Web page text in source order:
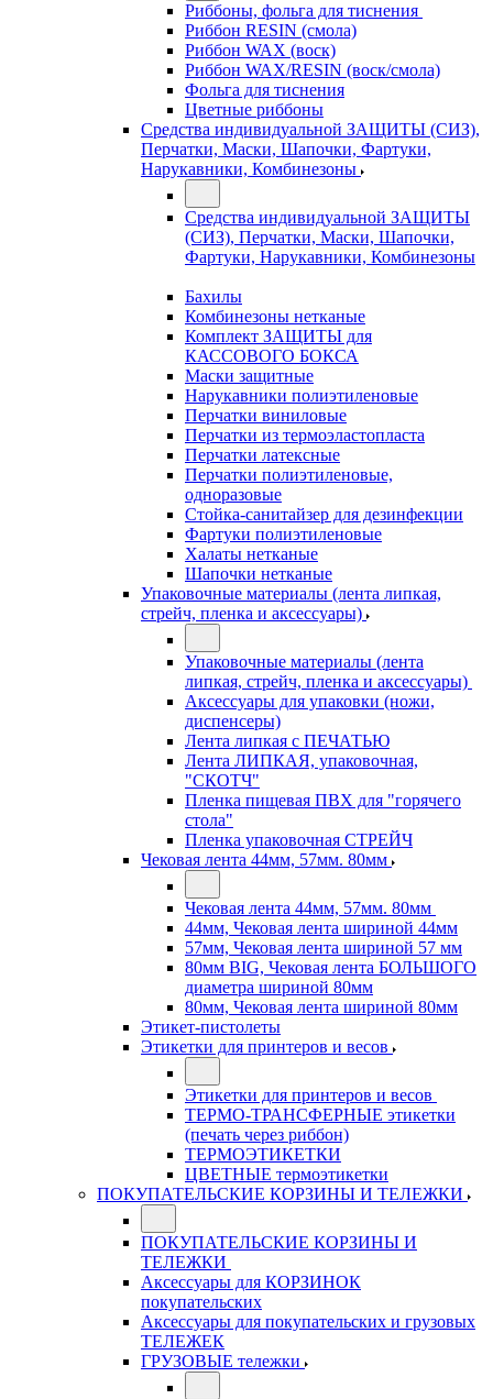
Риббоны, фольга для тиснения
Риббон RESIN (смола)
Риббон WAX (воск)
Риббон WAX/RESIN (воск/смола)
Фольга для тиснения
Цветные риббоны
Средства индивидуальной ЗАЩИТЫ (СИЗ),
Перчатки, Маски, Шапочки, Фартуки,
Нарукавники, Комбинезоны
Средства индивидуальной ЗАЩИТЫ
(СИЗ), Перчатки, Маски, Шапочки,
Фартуки, Нарукавники, Комбинезоны
Бахилы
Комбинезоны нетканые
Комплект ЗАЩИТЫ для
КАССОВОГО БОКСА
Маски защитные
Нарукавники полиэтиленовые
Перчатки виниловые
Перчатки из термоэластопласта
Перчатки латексные
Перчатки полиэтиленовые,
одноразовые
Стойка-санитайзер для дезинфекции
Фартуки полиэтиленовые
Халаты нетканые
Шапочки нетканые
Упаковочные материалы (лента липкая,
стрейч, пленка и аксессуары)
Упаковочные материалы (лента
липкая, стрейч, пленка и аксессуары)
Аксессуары для упаковки (ножи,
диспенсеры)
Лента липкая с ПЕЧАТЬЮ
Лента ЛИПКАЯ, упаковочная,
"СКОТЧ"
Пленка пищевая ПВХ для "горячего
стола"
Пленка упаковочная СТРЕЙЧ
Чековая лента 44мм, 57мм. 80мм
Чековая лента 44мм, 57мм. 80мм
44мм, Чековая лента шириной 44мм
57мм, Чековая лента шириной 57 мм
80мм BIG, Чековая лента БОЛЬШОГО
диаметра шириной 80мм
80мм, Чековая лента шириной 80мм
Этикет-пистолеты
Этикетки для принтеров и весов
Этикетки для принтеров и весов
ТЕРМО-ТРАНСФЕРНЫЕ этикетки
(печать через риббон)
ТЕРМОЭТИКЕТКИ
ЦВЕТНЫЕ термоэтикетки
ПОКУПАТЕЛЬСКИЕ КОРЗИНЫ И ТЕЛЕЖКИ
ПОКУПАТЕЛЬСКИЕ КОРЗИНЫ И
ТЕЛЕЖКИ
Аксессуары для КОРЗИНОК
покупательских
Аксессуары для покупательских и грузовых
ТЕЛЕЖЕК
ГРУЗОВЫЕ тележки